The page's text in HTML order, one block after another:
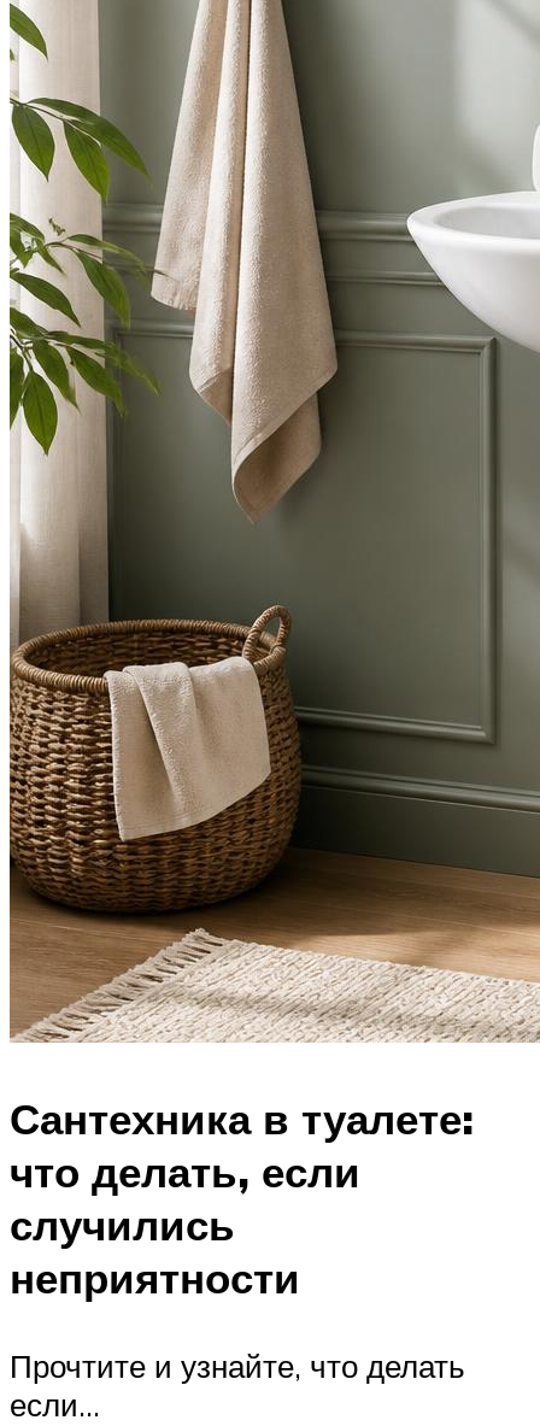
Сантехника в туалете:
что делать, если
случились
неприятности
Прочтите и узнайте, что делать
если…